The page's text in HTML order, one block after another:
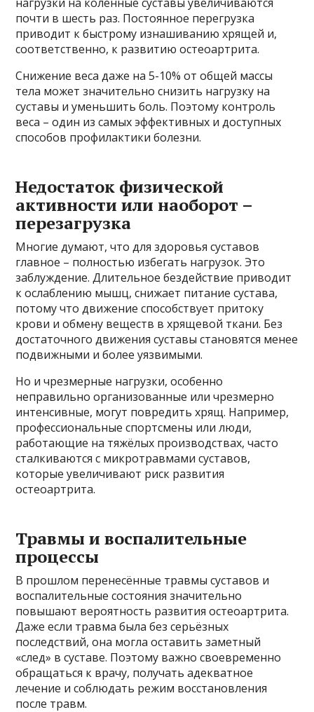
почти в шесть раз. Постоянное перегрузка
приводит к быстрому изнашиванию хрящей и,
соответственно, к развитию остеоартрита.
Снижение веса даже на 5-10% от общей массы
тела может значительно снизить нагрузку на
суставы и уменьшить боль. Поэтому контроль
веса – один из самых эффективных и доступных
способов профилактики болезни.
Недостаток физической
активности или наоборот –
перезагрузка
Многие думают, что для здоровья суставов
главное – полностью избегать нагрузок. Это
заблуждение. Длительное бездействие приводит
к ослаблению мышц, снижает питание сустава,
потому что движение способствует притоку
крови и обмену веществ в хрящевой ткани. Без
достаточного движения суставы становятся менее
подвижными и более уязвимыми.
Но и чрезмерные нагрузки, особенно
неправильно организованные или чрезмерно
интенсивные, могут повредить хрящ. Например,
профессиональные спортсмены или люди,
работающие на тяжёлых производствах, часто
сталкиваются с микротравмами суставов,
которые увеличивают риск развития
остеоартрита.
Травмы и воспалительные
процессы
В прошлом перенесённые травмы суставов и
воспалительные состояния значительно
повышают вероятность развития остеоартрита.
Даже если травма была без серьёзных
последствий, она могла оставить заметный
«след» в суставе. Поэтому важно своевременно
обращаться к врачу, получать адекватное
лечение и соблюдать режим восстановления
после травм.